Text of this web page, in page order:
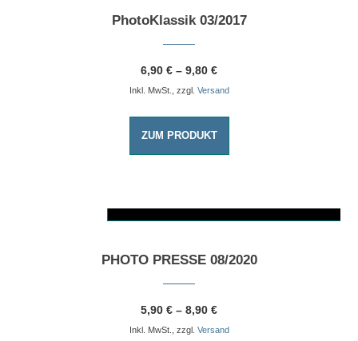
PhotoKlassik 03/2017
6,90 € – 9,80 €
Inkl. MwSt., zzgl. Versand
ZUM PRODUKT
Dieses Produkt weist mehrere Varianten auf. Die Optionen können auf der Produktseite gewählt werden
PHOTO PRESSE 08/2020
5,90 € – 8,90 €
Inkl. MwSt., zzgl. Versand